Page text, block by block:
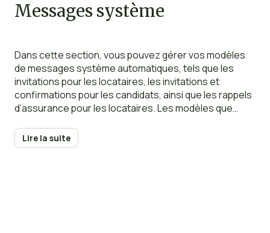
Messages système
Dans cette section, vous pouvez gérer vos modèles
de messages système automatiques, tels que les
invitations pour les locataires, les invitations et
confirmations pour les candidats, ainsi que les rappels
d’assurance pour les locataires. Les modèles que
modèles automatiques par défaut. Lorsque vous
créez un modèle personnalisé, il
Lire la suite